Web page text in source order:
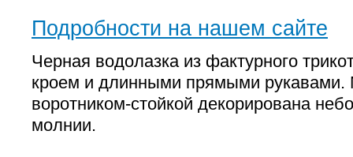
Подробности на нашем сайте
Черная водолазка из фактурного
кроем и длинными прямыми рукавами.
воротником-стойкой декорирована
молнии.